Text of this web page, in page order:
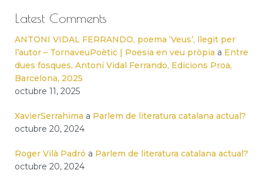
Latest Comments
ANTONI VIDAL FERRANDO, poema ‘Veus’, llegit per
l’autor – TornaveuPoètic | Poesia en veu pròpia a Entre
dues fosques, Antoni Vidal Ferrando, Edicions Proa,
Barcelona, 2025
octubre 11, 2025
XavierSerrahima a Parlem de literatura catalana actual?
octubre 20, 2024
Roger Vilà Padró a Parlem de literatura catalana actual?
octubre 20, 2024